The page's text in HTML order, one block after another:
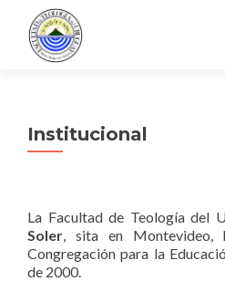
Institucional
La Facultad de Teología del
Soler, sita en
Congregación para la
de 2000.